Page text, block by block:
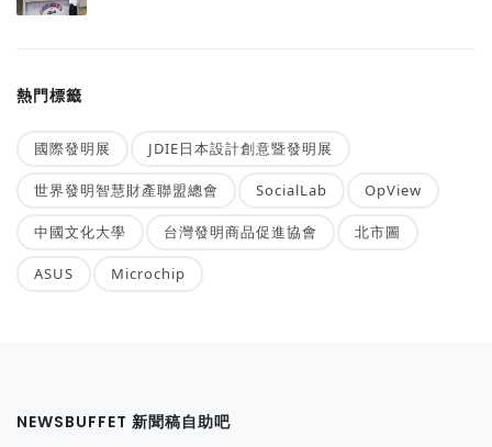
熱門標籤
國際發明展 JDIE日本設計創意暨發明展
世界發明智慧財產聯盟總會 SocialLab OpView
中國文化大學 台灣發明商品促進協會 北市圖
ASUS Microchip
NEWSBUFFET 新聞稿自助吧